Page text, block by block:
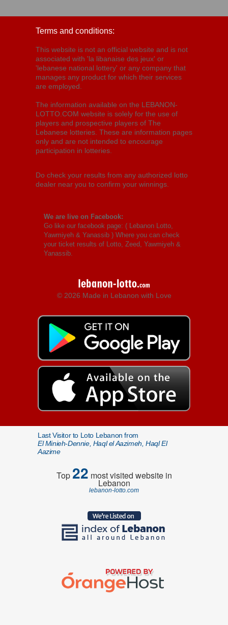
Terms and conditions:
This website is not an official website and is not
associated with 'la libanaise des jeux' or
'lebanese national lottery' or any company that
manages any product for which their services
are employed.
The information available on the LEBANON-
LOTTO.COM website is solely for the use of
players and prospective players of The
Lebanese lotteries. These are information pages
only and are not intended to encourage
participation in lotteries.
Do check your results from any authorized lotto
dealer near you to confirm your winnings.
We are live on Facebook:
Go like our facebook page: ( Lebanon Lotto,
Yawmiyeh & Yanassib ) Where you can check
your ticket results of Lotto, Zeed, Yawmiyeh &
Yanassib.
© 2026 Made in Lebanon with Love
Last Visitor to Loto Lebanon from
El Minieh-Dennie, Haql el Aazimeh, Haql El
Aazime
Top22 most visited website in
Lebanon
lebanon-lotto.com